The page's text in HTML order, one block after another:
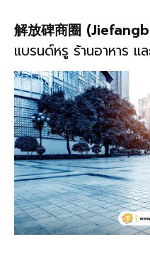
解放碑商圈
แบรนด์หรู ร้านอาหาร แ